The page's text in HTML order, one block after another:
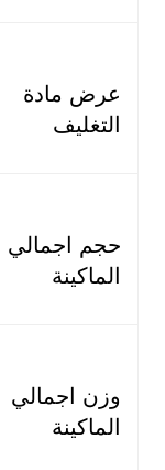
عرض مادة
التغليف
حجم اجمالي
الماكينة
وزن اجمالي
الماكينة